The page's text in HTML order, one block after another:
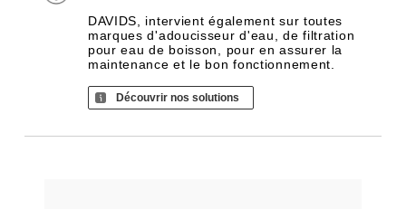
DAVIDS, intervient également sur toutes
marques d'adoucisseur d'eau, de filtration
pour eau de boisson, pour en assurer la
maintenance et le bon fonctionnement.
Découvrir nos solutions